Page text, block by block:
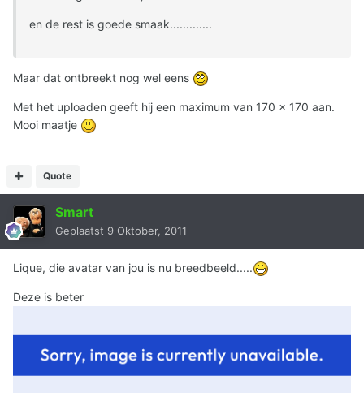
en de rest is goede smaak.............
Maar dat ontbreekt nog wel eens
Met het uploaden geeft hij een maximum van 170 x 170 aan.
Mooi maatje
Quote
Smart
Geplaatst 9 Oktober, 2011
Lique, die avatar van jou is nu breedbeeld.....
Deze is beter